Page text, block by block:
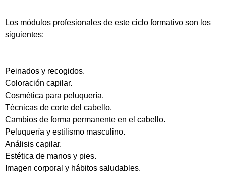
Los módulos profesionales de este ciclo formativo son los
siguientes:
Peinados y recogidos.
Coloración capilar.
Cosmética para peluquería.
Técnicas de corte del cabello.
Cambios de forma permanente en el cabello.
Peluquería y estilismo masculino.
Análisis capilar.
Estética de manos y pies.
Imagen corporal y hábitos saludables.